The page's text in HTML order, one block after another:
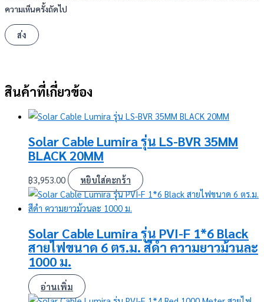
ความเห็นครั้งถัดไป
สินค้าที่เกี่ยวข้อง
Solar Cable Lumira รุ่น LS-BVR 35MM
BLACK 20MM
฿3,953.00 หยิบใส่ตะกร้า
Solar Cable Lumira รุ่น PVI-F 1*6 Black
สายไฟขนาด 6 ตร.ม. สีดำ ความยาวม้วนละ
1000 ม.
อ่านเพิ่ม